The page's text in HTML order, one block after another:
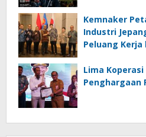
Kemnaker
Industri
Peluang
Lima
Penghargaan